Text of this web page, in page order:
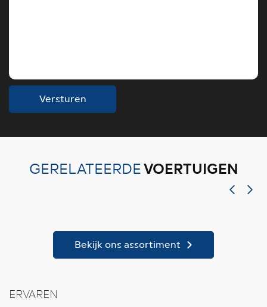
Versturen
GERELATEERDEVOERTUIGEN
Bekijk ons assortiment
ERVAREN